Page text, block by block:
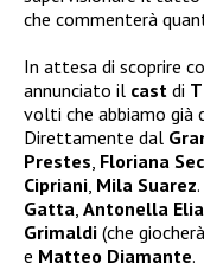
che commenterà
In attesa di scoprire
annunciato il cast di
volti che abbiamo già
Direttamente dal
Prestes, Floriana
Cipriani, Mila Suarez
Gatta, Antonella Elia
Grimaldi (che
e Matteo Diamante.